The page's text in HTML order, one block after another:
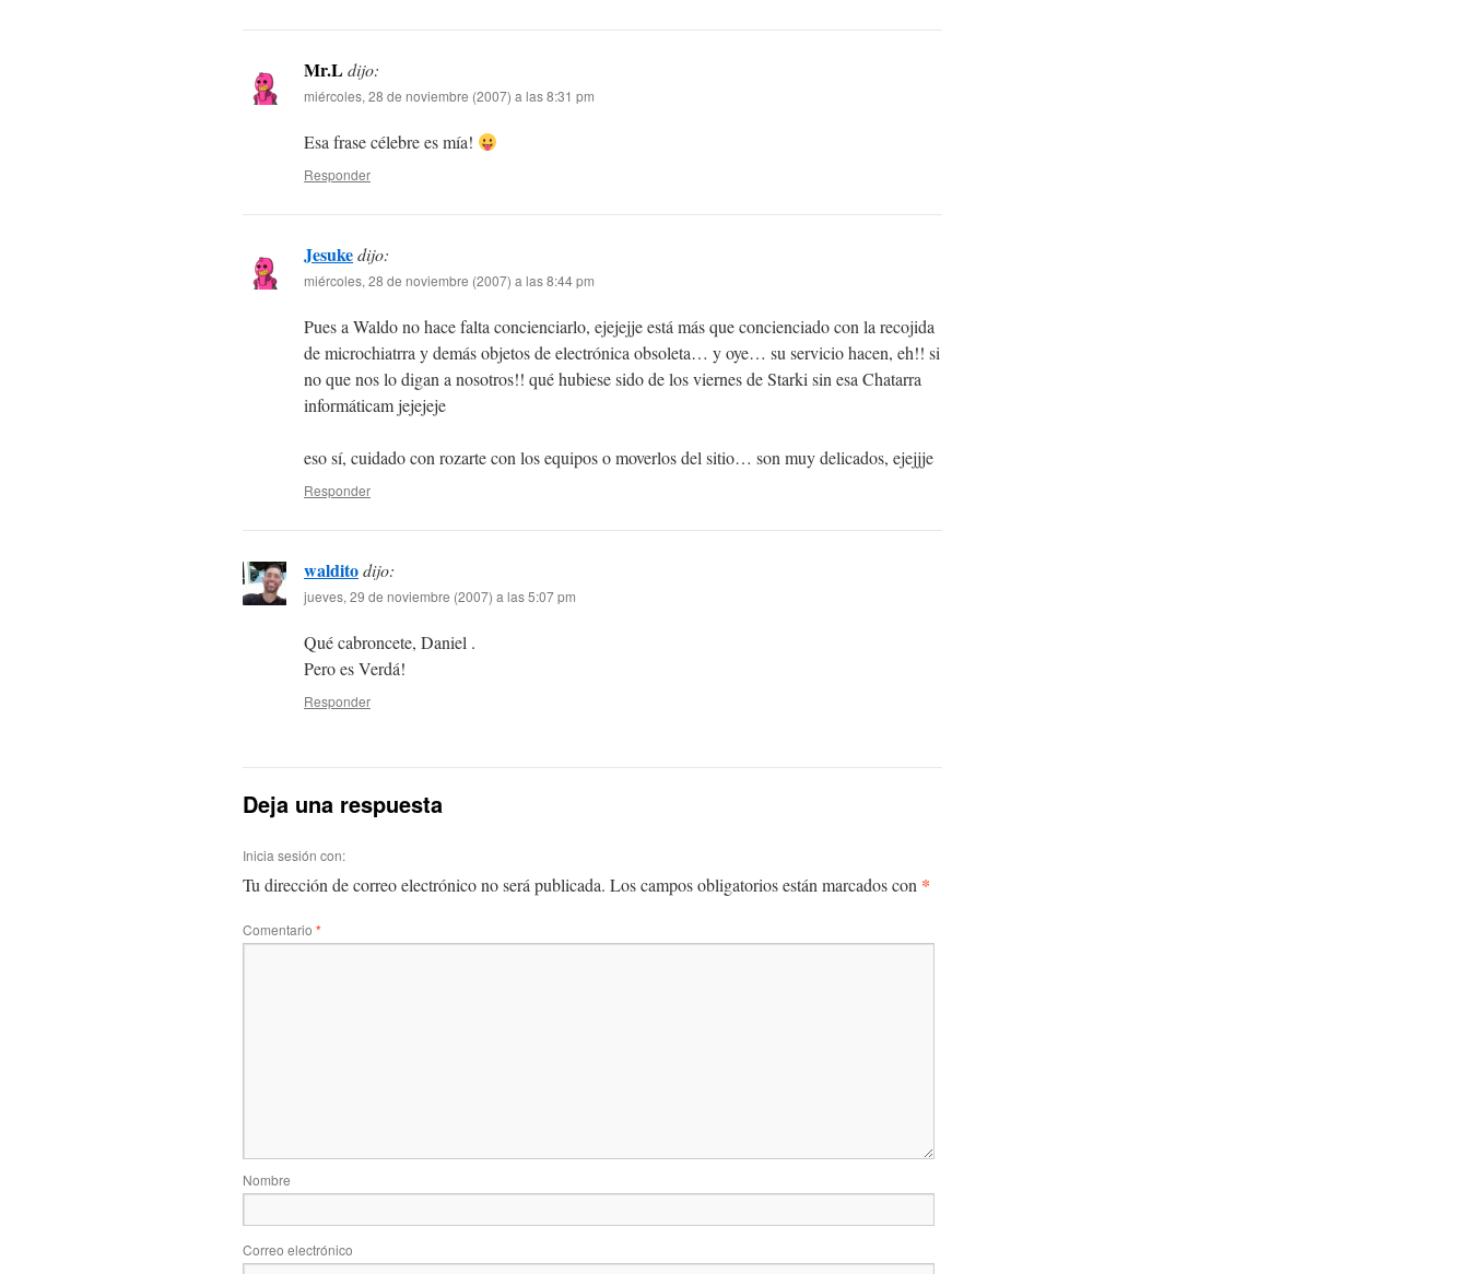
Mr.Ldijo:
miércoles, 28 de noviembre (2007) a las 8:31 pm
Esa frase célebre es mía!
Responder
Jesukedijo:
miércoles, 28 de noviembre (2007) a las 8:44 pm
Pues a Waldo no hace falta concienciarlo, ejejejje está más que concienciado con la recojida
de microchiatrra y demás objetos de electrónica obsoleta… y oye… su servicio hacen, eh!! si
no que nos lo digan a nosotros!! qué hubiese sido de los viernes de Starki sin esa Chatarra
informáticam jejejeje
eso sí, cuidado con rozarte con los equipos o moverlos del sitio… son muy delicados, ejejjje
Responder
walditodijo:
jueves, 29 de noviembre (2007) a las 5:07 pm
Qué cabroncete, Daniel .
Pero es Verdá!
Responder
Deja una respuesta
Inicia sesión con:
Tu dirección de correo electrónico no será publicada. Los campos obligatorios están marcados con *
Comentario *
Nombre
Correo electrónico